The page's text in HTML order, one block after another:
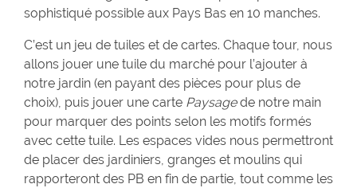
sophistiqué possible aux Pays Bas en 10 manches.
C’est un jeu de tuiles et de cartes. Chaque tour, nous
allons jouer une tuile du marché pour l’ajouter à
notre jardin (en payant des pièces pour plus de
choix), puis jouer une carte Paysagede notre main
pour marquer des points selon les motifs formés
avec cette tuile. Les espaces vides nous permettront
de placer des jardiniers, granges et moulins qui
rapporteront des PB en fin de partie, tout comme les